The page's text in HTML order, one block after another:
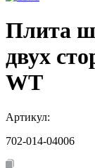
Плита
двух
WT
Артикул:
702-014-04006